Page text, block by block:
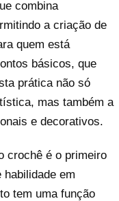
combina
a criação de
quem está
básicos, que
prática não só
mas também a
e decorativos.
crochê é o primeiro
em
tem uma função